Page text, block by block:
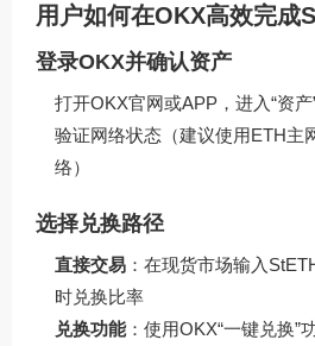
用户如何在OKX高效完成
登录OKX并确认资产
打开OKX官网或APP，进入“资
验证网络状态（建议使用ETH主
络）
选择兑换路径
直接交易 ：在现货市场输入
时兑换比率
兑换功能：使用OKX“一键兑换”